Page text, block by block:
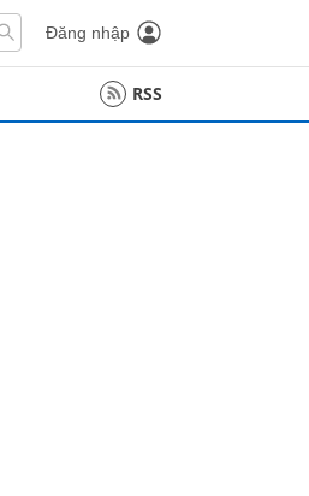
Đăng nhập
RSS